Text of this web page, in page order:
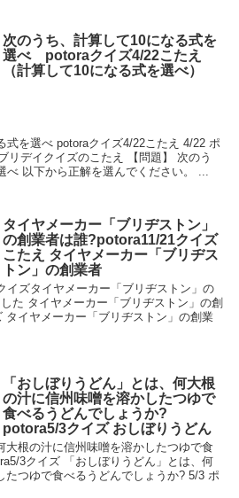
次のうち、計算して10になる式を
選べ potoraクイズ4/22こたえ
（計算して10になる式を選べ）
式を選べ potoraクイズ4/22こたえ 4/22 ポ
リデイクイズのこたえ 【問題】 次のう
べ 以下から正解を選んでください。 ...
タイヤメーカー「ブリヂストン」
の創業者は誰?potora11/21クイズ
こたえ タイヤメーカー「ブリヂス
トン」の創業者
イズタイヤメーカー「ブリヂストン」の
た タイヤメーカー「ブリヂストン」の創
タイヤメーカー「ブリヂストン」の創業
「おしぼりうどん」とは、何大根
の汁に信州味噌を溶かしたつゆで
食べるうどんでしょうか?
potora5/3クイズ おしぼりうどん
大根の汁に信州味噌を溶かしたつゆで食
3クイズ 「おしぼりうどん」とは、何
たつゆで食べるうどんでしょうか? 5/3 ポ